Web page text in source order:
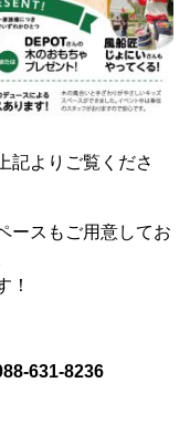
記よりご覧くださ
ースもご用意してお
！
631-8236